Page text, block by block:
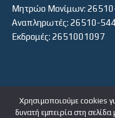
Μητρώο Μονίμων:
Αναπληρωτές: 26510-
Εκδρομές: 2651001097
Χρησιμοποιούμε cookies
δυνατή εμπειρία στη σελίδα